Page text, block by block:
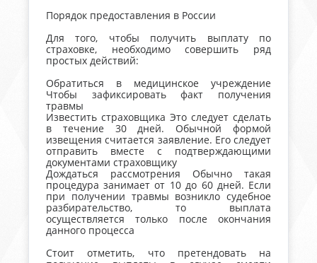
Порядок предоставления в России
Для того, чтобы получить выплату по
страховке, необходимо совершить ряд
простых действий:
Обратиться в медицинское учреждение
Чтобы зафиксировать факт получения
травмы
Известить страховщика Это следует сделать
в течение 30 дней. Обычной формой
извещения считается заявление. Его следует
отправить вместе с подтверждающими
документами страховщику
Дождаться рассмотрения Обычно такая
процедура занимает от 10 до 60 дней. Если
при получении травмы возникло судебное
разбирательство, то выплата
осуществляется только после окончания
данного процесса
Стоит отметить, что претендовать на